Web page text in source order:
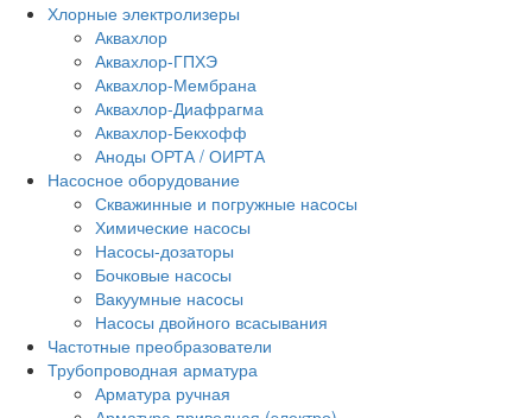
Хлорные электролизеры
Аквахлор
Аквахлор-ГПХЭ
Аквахлор-Мембрана
Аквахлор-Диафрагма
Аквахлор-Бекхофф
Аноды ОРТА / ОИРТА
Насосное оборудование
Скважинные и погружные насосы
Химические насосы
Насосы-дозаторы
Бочковые насосы
Вакуумные насосы
Насосы двойного всасывания
Частотные преобразователи
Трубопроводная арматура
Арматура ручная